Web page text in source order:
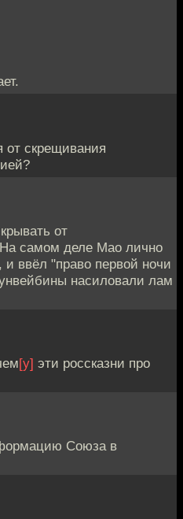
от скрещивания
от
самом деле Мао лично
ввёл "право первой ночи
насиловали лам
[у] эти россказни про
Союза в